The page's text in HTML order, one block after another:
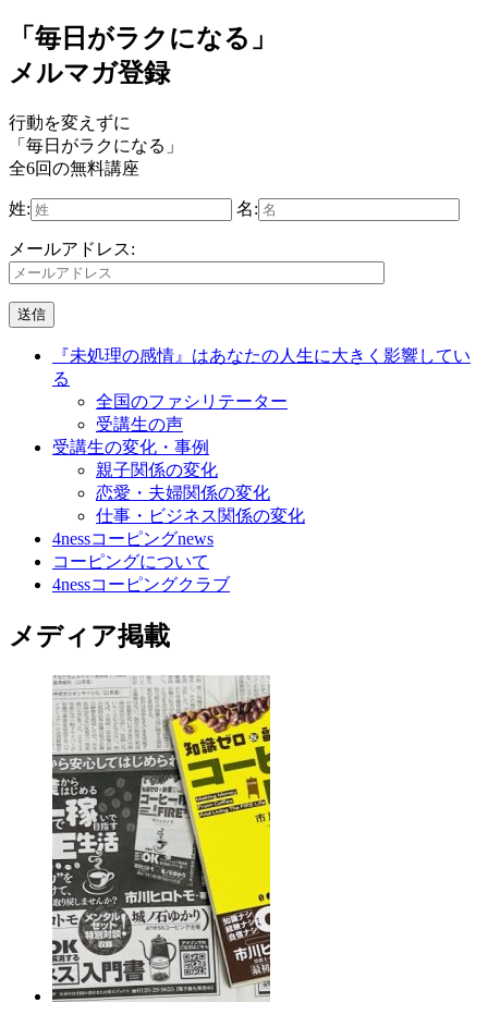
「毎日がラクになる」
メルマガ登録
行動を変えずに
「毎日がラクになる」
全6回の無料講座
姓: 名:
メールアドレス:
『未処理の感情』はあなたの人生に大きく影響してい
る
全国のファシリテーター
受講生の声
受講生の変化・事例
親子関係の変化
恋愛・夫婦関係の変化
仕事・ビジネス関係の変化
4nessコーピングnews
コーピングについて
4nessコーピングクラブ
メディア掲載